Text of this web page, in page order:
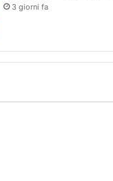
3 giorni fa